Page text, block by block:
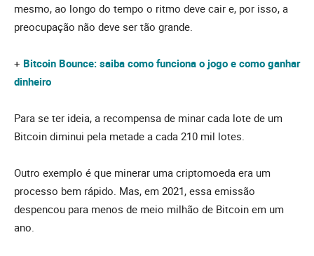
mesmo, ao longo do tempo o ritmo deve cair e, por isso, a
preocupação não deve ser tão grande.
+ Bitcoin Bounce: saiba como funciona o jogo e como ganhar
dinheiro
Para se ter ideia, a recompensa de minar cada lote de um
Bitcoin diminui pela metade a cada 210 mil lotes.
Outro exemplo é que minerar uma criptomoeda era um
processo bem rápido. Mas, em 2021, essa emissão
despencou para menos de meio milhão de Bitcoin em um
ano.